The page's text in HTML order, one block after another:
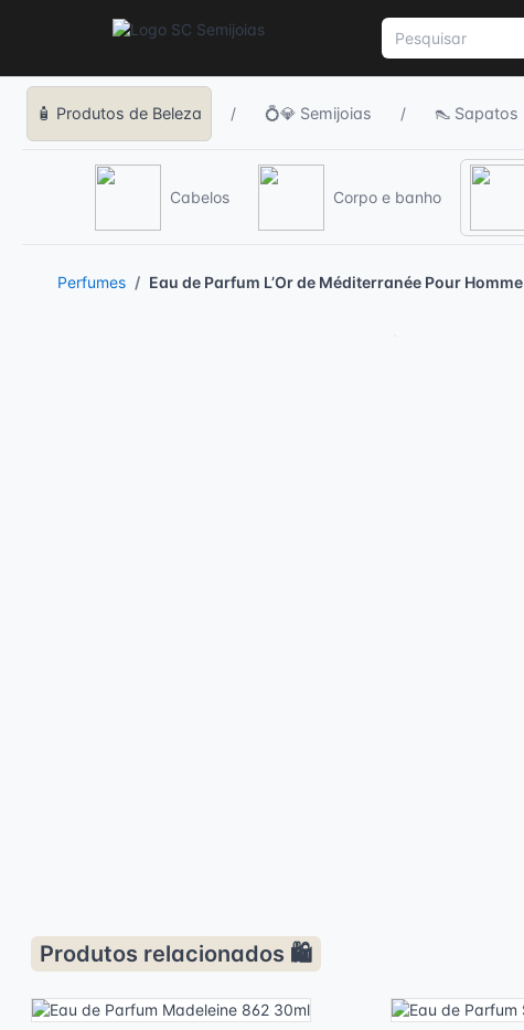
🧴 Produtos de Beleza / 💍💎 Semijoias / 👠 Sapatos
Cabelos Corpo e banho
Perfumes Eau de Parfum L’Or de Méditerranée Pour
Produtos relacionados 🛍️